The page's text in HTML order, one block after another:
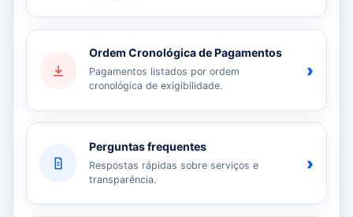
Ordem Cronológica de Pagamentos
Pagamentos listados por ordem
cronológica de exigibilidade.
›
Perguntas frequentes
Respostas rápidas sobre serviços e
transparência.
›